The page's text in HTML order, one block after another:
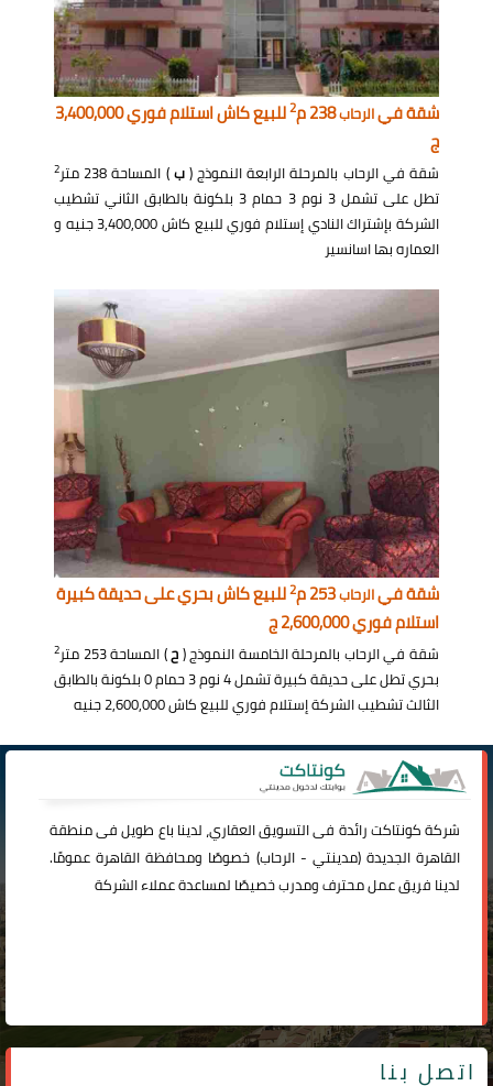
شقة فيالرحاب238 م 2
للبيع كاش استلام فوري 3,400,000
ج
شقة في الرحاب بالمرحلة الرابعة النموذج (ب) المساحة 238 متر 2
تطل على تشمل 3 نوم 3 حمام 3 بلكونة بالطابق الثاني تشطيب
الشركة بإشتراك النادي إستلام فوري للبيع كاش 3,400,000 جنيه و
العماره بها اسانسير
شقة فيالرحاب 2للبيع كاش بحري على حديقة كبيرة
استلام فوري 2,600,000 ج
شقة في الرحاب بالمرحلة الخامسة النموذج (ح) المساحة 253 متر 2
بحري تطل على حديقة كبيرة تشمل 4 نوم 3 حمام 0 بلكونة بالطابق
الثالث تشطيب الشركة إستلام فوري للبيع كاش 2,600,000 جنيه
شركةكونتاكترائدة فى التسويق العقاري، لدينا باع طويل فى منطقة
القاهرة الجديدة (مدينتي -الرحاب) خصوصًا ومحافظة القاهرة عمومًا.
لدينا فريق عمل محترف ومدرب خصيصًا لمساعدة عملاء الشركة
اتصل بنا